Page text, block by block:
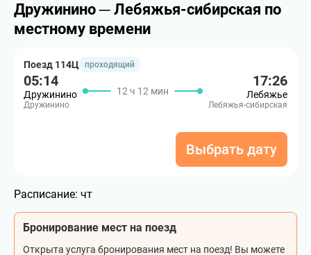
Дружинино ─ Лебяжья-сибирская по
местному времени
Поезд 114Ц проходящий
05:14
Дружинино
Дружинино
12 ч 12 мин
17:26
Лебяжье
Лебяжья-сибирская
Выбрать дату
Расписание: чт
Бронирование мест на поезд
Открыта услуга бронирования мест на поезд! Вы можете